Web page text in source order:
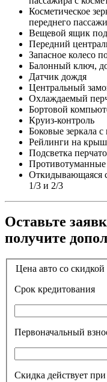
Косметическое
переднего
Вещевой ящик под
Передний
Запасное колесо
Балонный ключ,
Датчик дождя
Центральный
Охлаждаемый
Бортовой
Круиз-контроль
Боковые зеркала с
Рейлинги на
Подсветка
Откидывающаяся
1/3 и 2/3
Оставьте
получите
Цена авто со скидкой
Срок кредитования
Первоначальный
Скидка действует